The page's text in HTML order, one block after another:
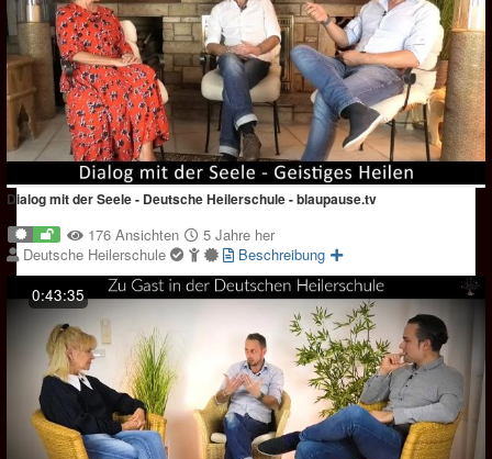
Dialog mit der Seele - Deutsche Heilerschule - blaupause.tv
176 Ansichten
5 Jahre her
Deutsche Heilerschule
Beschreibung
0:43:35